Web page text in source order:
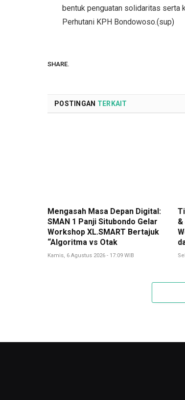
bentuk penguatan solidaritas serta
Perhutani KPH Bondowoso.(sup)
SHARE.
POSTINGAN TERKAIT
Mengasah Masa Depan Digital:
SMAN 1 Panji Situbondo Gelar
Workshop XL.SMART Bertajuk
“Algoritma vs Otak
Kamis, 6 Agustus 2026 - 17:09 WIB
&